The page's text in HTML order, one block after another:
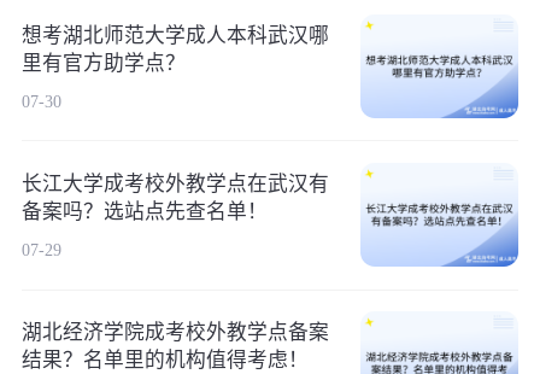
想考湖北师范大学成人本科武汉哪
里有官方助学点？
07-30
长江大学成考校外教学点在武汉有
备案吗？选站点先查名单！
07-29
湖北经济学院成考校外教学点备案
结果？名单里的机构值得考虑！